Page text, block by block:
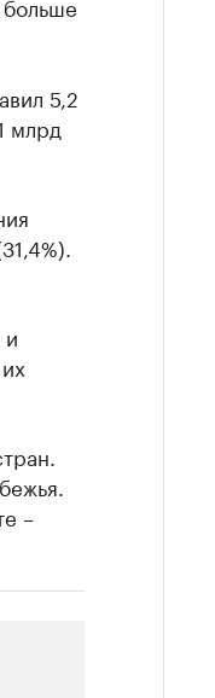
5,2
млрд
–